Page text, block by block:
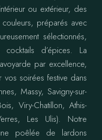
ou extérieur, des
préparés avec
sélectionnés,
d’épices. La
par excellence,
soirées festive dans
Massy, Savigny-sur-
Viry-Chatillon, Athis-
Les Ulis). Notre
poêlée de lardons